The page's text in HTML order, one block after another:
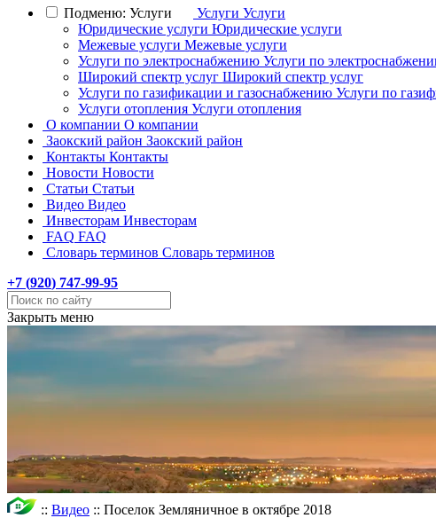
Подменю: Услуги
Услуги Услуги
Юридические услуги Юридические услуги
Межевые услуги Межевые услуги
Услуги по электроснабжению Услуги по
Широкий спектр услуг Широкий спектр услуг
Услуги по газификации и газоснабжению Услуги по
Услуги отопления Услуги отопления
О компании О компании
Заокский район Заокский район
Контакты Контакты
Новости Новости
Статьи Статьи
Видео Видео
Инвесторам Инвесторам
FAQ FAQ
Словарь терминов Словарь терминов
+7 (920) 747-99-95
Закрыть меню
:: Видео :: Поселок Земляничное в октябре 2018